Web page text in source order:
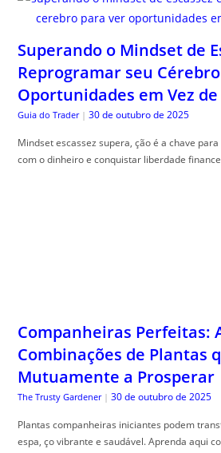
Superando o Mindset de
Reprogramar seu
Oportunidades em Vez
Guia do Trader | 30 de outubro de 2025
Mindset escassez supera, ção é a chave
com o dinheiro e conquistar liberdade
Companheiras Perfeitas:
Combinações de Plantas
Mutuamente a Prosperar
The Trusty Gardener | 30 de outubro de 2025
Plantas companheiras iniciantes podem
espa, ço vibrante e saudável. Aprenda aqui